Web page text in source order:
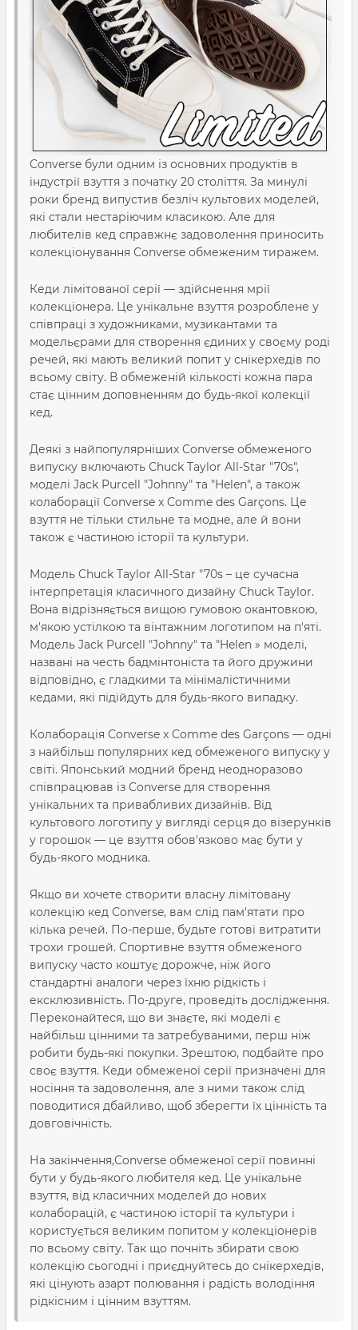
Converse були одним із основних продуктів в
індустрії взуття з початку 20 століття. За минулі
роки бренд випустив безліч культових моделей,
які стали нестаріючим класикою. Але для
любителів кед справжнє задоволення приносить
колекціонування Converse обмеженим тиражем.
Кеди лімітованої серії — здійснення мрії
колекціонера. Це унікальне взуття розроблене у
співпраці з художниками, музикантами та
модельєрами для створення єдиних у своєму роді
речей, які мають великий попит у снікерхедів по
всьому світу. В обмеженій кількості кожна пара
стає цінним доповненням до будь-якої колекції
кед.
Деякі з найпопулярніших Converse обмеженого
випуску включають Chuck Taylor All-Star "70s",
моделі Jack Purcell "Johnny" та "Helen", а також
колаборації Converse x Comme des Garçons. Це
взуття не тільки стильне та модне, але й вони
також є частиною історії та культури.
Модель Chuck Taylor All-Star "70s – це сучасна
інтерпретація класичного дизайну Chuck Taylor.
Вона відрізняється вищою гумовою окантовкою,
м'якою устілкою та вінтажним логотипом на п'яті.
Модель Jack Purcell "Johnny" та "Helen » моделі,
названі на честь бадмінтоніста та його дружини
відповідно, є гладкими та мінімалістичними
кедами, які підійдуть для будь-якого випадку.
Колаборація Converse x Comme des Garçons — одні
з найбільш популярних кед обмеженого випуску у
світі. Японський модний бренд неодноразово
співпрацював із Converse для створення
унікальних та привабливих дизайнів. Від
культового логотипу у вигляді серця до візерунків
у горошок — це взуття обов'язково має бути у
будь-якого модника.
Якщо ви хочете створити власну лімітовану
колекцію кед Converse, вам слід пам'ятати про
кілька речей. По-перше, будьте готові витратити
трохи грошей. Спортивне взуття обмеженого
випуску часто коштує дорожче, ніж його
стандартні аналоги через їхню рідкість і
ексклюзивність. По-друге, проведіть дослідження.
Переконайтеся, що ви знаєте, які моделі є
найбільш цінними та затребуваними, перш ніж
робити будь-які покупки. Зрештою, подбайте про
своє взуття. Кеди обмеженої серії призначені для
носіння та задоволення, але з ними також слід
поводитися дбайливо, щоб зберегти їх цінність та
довговічність.
На закінчення,Converse обмеженої серії повинні
бути у будь-якого любителя кед. Це унікальне
взуття, від класичних моделей до нових
колаборацій, є частиною історії та культури і
користується великим попитом у колекціонерів
по всьому світу. Так що почніть збирати свою
колекцію сьогодні і приєднуйтесь до снікерхедів,
які цінують азарт полювання і радість володіння
рідкісним і цінним взуттям.